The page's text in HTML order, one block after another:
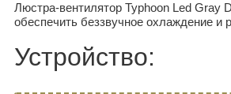
Люстра-вентилятор Typhoon Led Gray
обеспечить беззвучное охлаждение и
Устройство: